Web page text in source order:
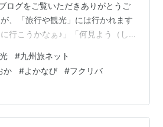
ログをご覧いただきありがとうご
、「旅行や観光」には行かれます
行こうかなぁ♪」「何見よう（しよ
キしますよね♪ ＊＊＊ 目次 ＊＊＊
■ 交通機関を選択 主な旅行サイ
線では■ どこに行くか、何食べる
ロスロードふくおか、よかなび
、 博多の魅力、フク…
#九州旅ネット
か #よかなび #フクリバ